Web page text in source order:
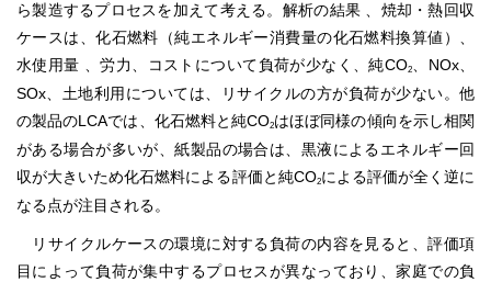
ら製造するプロセスを加えて考える。解析の結果 、焼却・熱回収
ケースは、化石燃料（純エネルギー消費量の化石燃料換算値）、
水使用量 、労力、コストについて負荷が少なく、純CO2、NOx、
SOx、土地利用については、リサイクルの方が負荷が少ない。他
の製品のLCAでは、化石燃料と純CO2はほぼ同様の傾向を示し相関
がある場合が多いが、紙製品の場合は、黒液によるエネルギー回
収が大きいため化石燃料による評価と純CO2による評価が全く逆に
なる点が注目される。
リサイクルケースの環境に対する負荷の内容を見ると、評価項
目によって負荷が集中するプロセスが異なっており、家庭での負